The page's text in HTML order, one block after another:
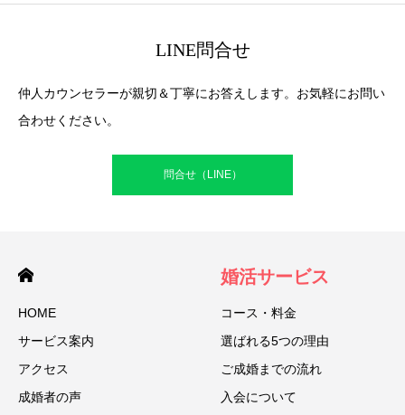
LINE問合せ
仲人カウンセラーが親切＆丁寧にお答えします。お気軽にお問い
合わせください。
問合せ（LINE）
HOME
サービス案内
アクセス
成婚者の声
婚活サービス
コース・料金
選ばれる5つの理由
ご成婚までの流れ
入会について